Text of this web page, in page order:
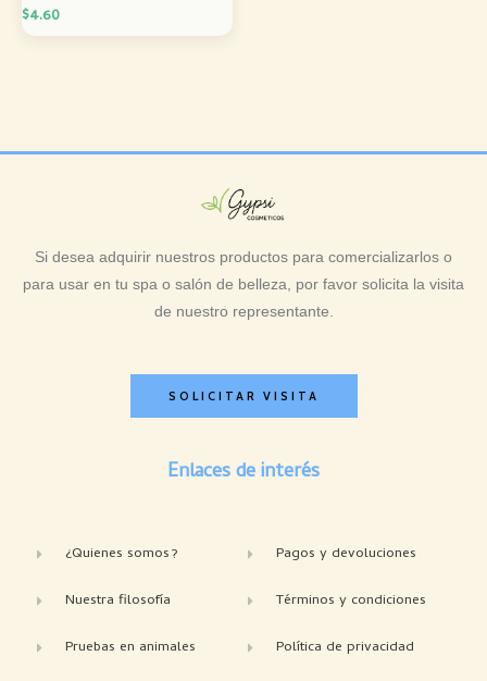
$4.60
Si desea adquirir nuestros productos para comercializarlos o
para usar en tu spa o salón de belleza, por favor solicita la visita
de nuestro representante.
SOLICITAR VISITA
Enlaces de interés
¿Quienes somos?
Nuestra filosofía
Pruebas en animales
Pagos y devoluciones
Términos y condiciones
Política de privacidad